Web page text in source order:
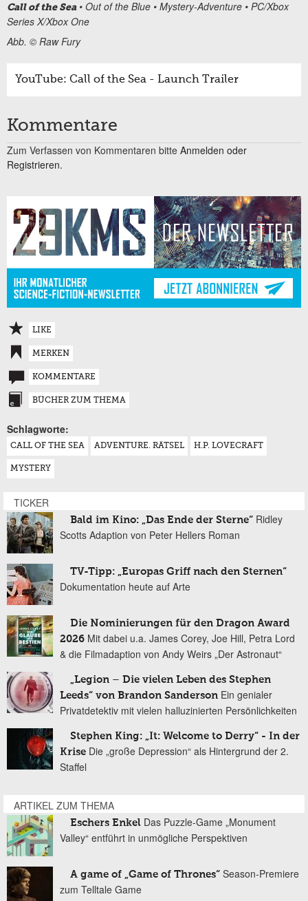
Call of the Sea• Out of the Blue • Mystery-Adventure • PC/Xbox
Series X/Xbox One
Abb. © Raw Fury
YouTube: Call of the Sea - Launch Trailer
Kommentare
Zum Verfassen von Kommentaren bitte Anmelden oder
Registrieren.
LIKE
MERKEN
KOMMENTARE
BÜCHER ZUM THEMA
Schlagworte:
CALL OF THE SEA ADVENTURE. RÄTSEL H.P. LOVECRAFT
MYSTERY
TICKER
Bald im Kino: „Das Ende der Sterne“ Ridley
Scotts Adaption von Peter Hellers Roman
TV-Tipp: „Europas Griff nach den Sternen“
Dokumentation heute auf Arte
Die Nominierungen für den Dragon Award
2026 Mit dabei u.a. James Corey, Joe Hill, Petra Lord
& die Filmadaption von Andy Weirs „Der Astronaut“
„Legion – Die vielen Leben des Stephen
Leeds“ von Brandon Sanderson Ein genialer
Privatdetektiv mit vielen halluzinierten Persönlichkeiten
Stephen King: „It: Welcome to Derry“ - In der
Krise Die „große Depression“ als Hintergrund der 2.
Staffel
ARTIKEL ZUM THEMA
Eschers Enkel Das Puzzle-Game „Monument
Valley“ entführt in unmögliche Perspektiven
A game of „Game of Thrones“ Season-Premiere
zum Telltale Game